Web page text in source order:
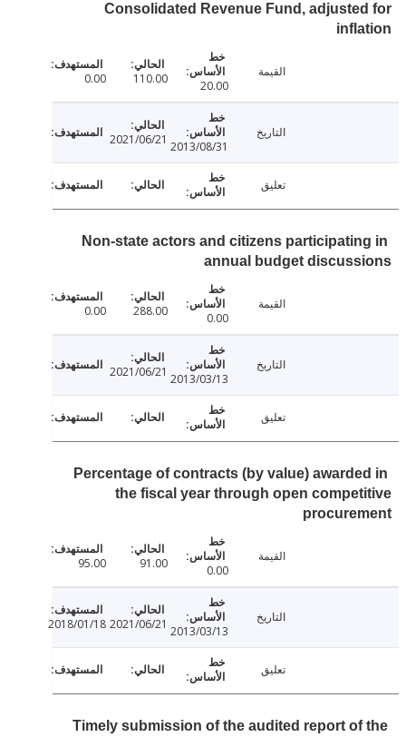
Consolidated Revenue Fund,
110.00
0.00
2013/08/31
2021/06/21
Non-state actors and citizens
annual budget
288.00
0.00
2013/03/13
2021/06/21
Percentage of contracts (by value)
the fiscal year through open
91.00
95.00
2013/03/13
2021/06/21
2018/01/18
Timely submission of the audited report